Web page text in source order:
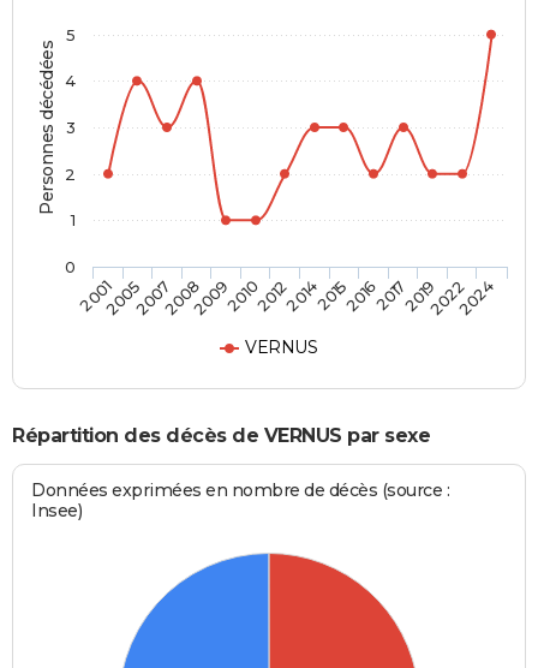
Personnes décédées
VERNUS
20012005200720082009201020122014201520162017201920222024
0
1
2
3
4
5
Répartition des décès de VERNUS par sexe
Données exprimées en nombre de décès (source :
Insee)